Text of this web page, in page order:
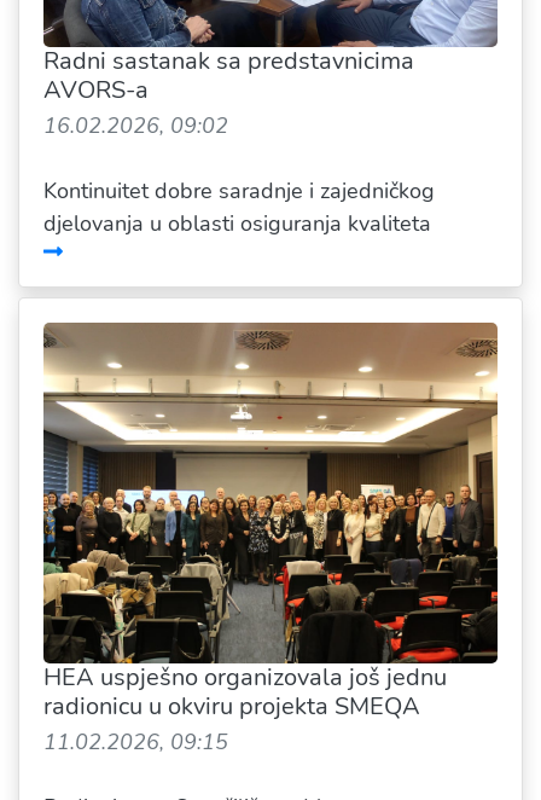
Radni sastanak sa predstavnicima
AVORS-a
16.02.2026, 09:02
Kontinuitet dobre saradnje i zajedničkog
djelovanja u oblasti osiguranja kvaliteta
HEA uspješno organizovala još jednu
radionicu u okviru projekta SMEQA
11.02.2026, 09:15